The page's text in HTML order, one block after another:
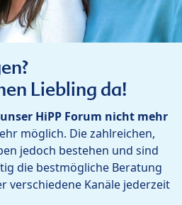
Liebling da!
HiPP Forum nicht mehr
möglich. Die zahlreichen,
jedoch bestehen und sind
die bestmögliche Beratung
verschiedene Kanäle jederzeit